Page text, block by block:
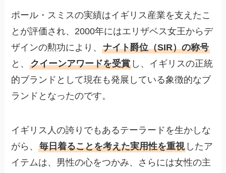
ポール・スミスの実績はイギリス産業を支えたこ
とが評価され、2000年にはエリザベス女王からデ
ザインの勲功により、ナイト爵位（SIR）の称号
と、クイーンアワードを受賞 し、イギリスの正統
的ブランドとして現在も発展している象徴的なブ
ランドとなったのです。
イギリス人の誇りでもあるテーラードを生かしな
がら、毎日着ることを考えた実用性を重視 したア
イテムは、男性の心をつかみ、さらには女性の主